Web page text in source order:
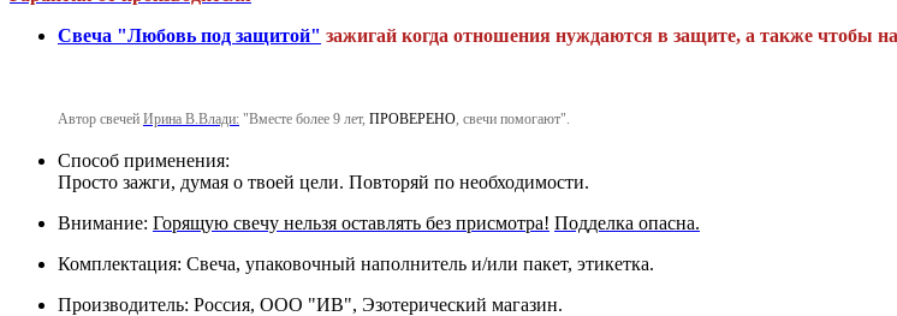
Свеча "Любовь под защитой" зажигай когда отношения нуждаются в защите, а также чтобы
Автор свечей Ирина В.Влади: "Вместе более 9 лет, ПРОВЕРЕНО, свечи помогают".
Способ применения:
Просто зажги, думая о твоей цели. Повторяй по необходимости.
Внимание: Горящую свечу нельзя оставлять без присмотра! Подделка опасна.
Комплектация: Свеча, упаковочный наполнитель и/или пакет, этикетка.
Производитель: Россия, ООО "ИВ", Эзотерический магазин.